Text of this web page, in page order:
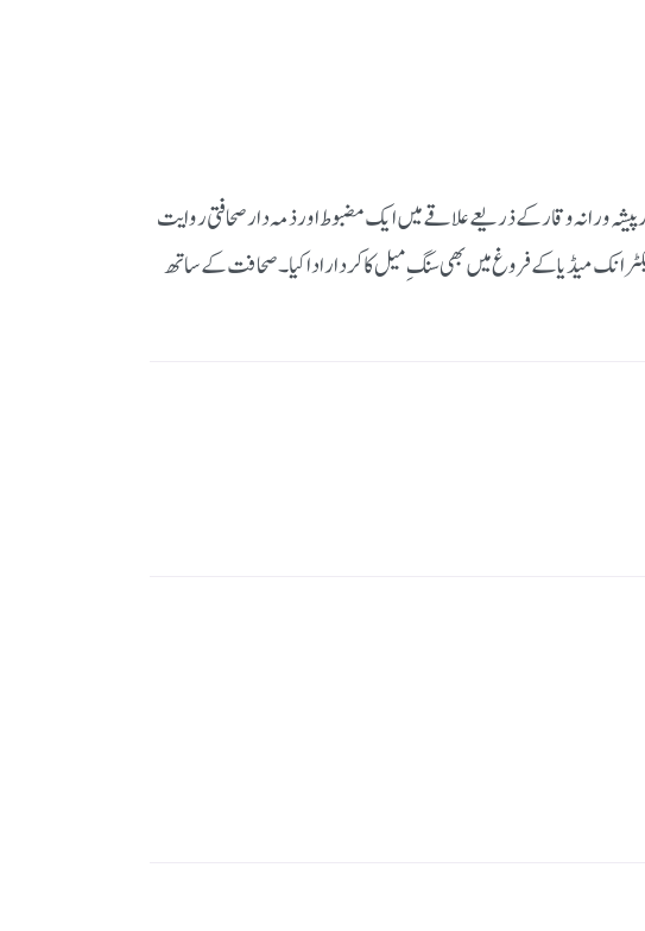
ورانہ وقار کے ذریعے علاقے میں ایک مضبوط اور ذمہ دار صحافتی روایت
میڈیا کے فروغ میں بھی سنگِ میل کا کردار ادا کیا۔ صحافت کے ساتھ